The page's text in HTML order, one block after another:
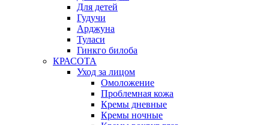
Для детей
Гудучи
Арджуна
Туласи
Гинкго билоба
КРАСОТА
Уход за лицом
Омоложение
Проблемная кожа
Кремы дневные
Кремы ночные